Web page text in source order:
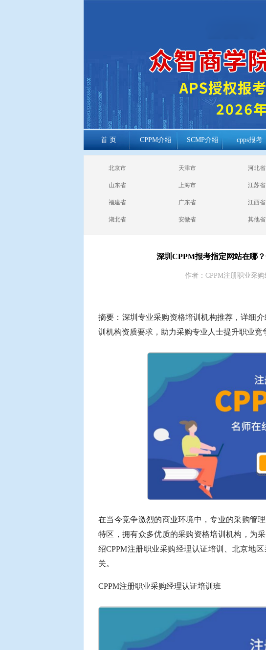
首 页 CPPM介绍 SCMP介绍 cpps报考
cppm报考常见
问题
北京市 天津市 河北省
山东省 上海市 江苏省
福建省 广东省 江西省
湖北省 安徽省 其他
深圳CPPM报考指定网站在哪
作者：CPPM注册职业采
摘要：深圳专业采购资格培训机构推荐，详细
训机构资质要求，助力采购专业人士提升职业竞
在当今竞争激烈的商业环境中，专业的采购管
特区，拥有众多优质的采购资格培训机构，为
绍CPPM注册职业采购经理认证培训、北京地
关。
CPPM注册职业采购经理认证培训班